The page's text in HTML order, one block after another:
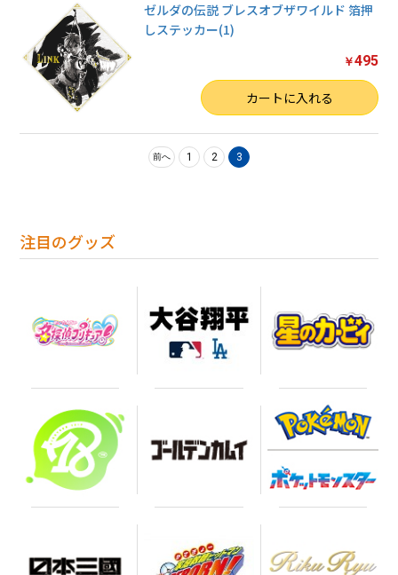
注目のグッズ
ゼルダの伝説 ブレスオブザワイルド 箔押
しステッカー(1)
￥495
カートに入れる
前へ 1 2 3